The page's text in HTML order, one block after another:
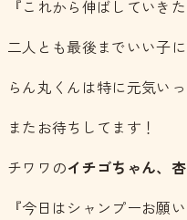
『これから伸ばしていきた
二人とも最後までいい子
らん丸くんは特に元気い
またお待ちしてます！
チワワのイチゴちゃん、
『今日はシャンプーお願